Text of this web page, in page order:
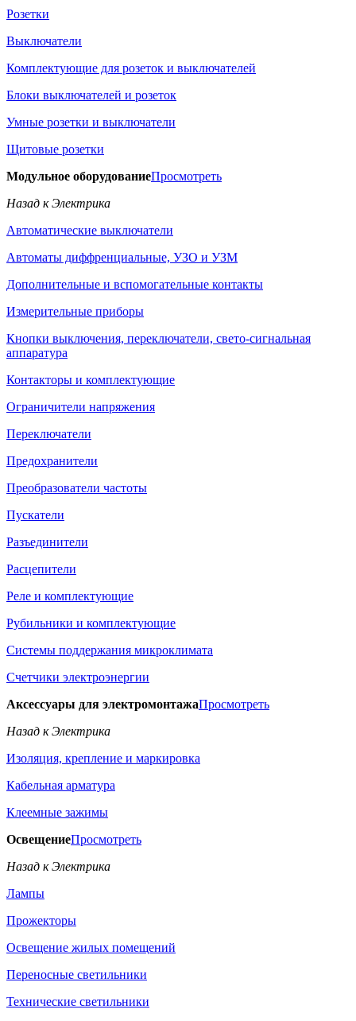
Розетки
Выключатели
Комплектующие для розеток и выключателей
Блоки выключателей и розеток
Умные розетки и выключатели
Щитовые розетки
Модульное оборудованиеПросмотреть
Назад к Электрика
Автоматические выключатели
Автоматы диффренциальные, УЗО и УЗМ
Дополнительные и вспомогательные контакты
Измерительные приборы
Кнопки выключения, переключатели, свето-сигнальная
аппаратура
Контакторы и комплектующие
Ограничители напряжения
Переключатели
Предохранители
Преобразователи частоты
Пускатели
Разъединители
Расцепители
Реле и комплектующие
Рубильники и комплектующие
Системы поддержания микроклимата
Счетчики электроэнергии
Аксессуары для электромонтажаПросмотреть
Назад к Электрика
Изоляция, крепление и маркировка
Кабельная арматура
Клеемные зажимы
ОсвещениеПросмотреть
Назад к Электрика
Лампы
Прожекторы
Освещение жилых помещений
Переносные светильники
Технические светильники